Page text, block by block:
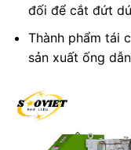
đối để cắt đứt
Thành phẩm tái
sản xuất ống